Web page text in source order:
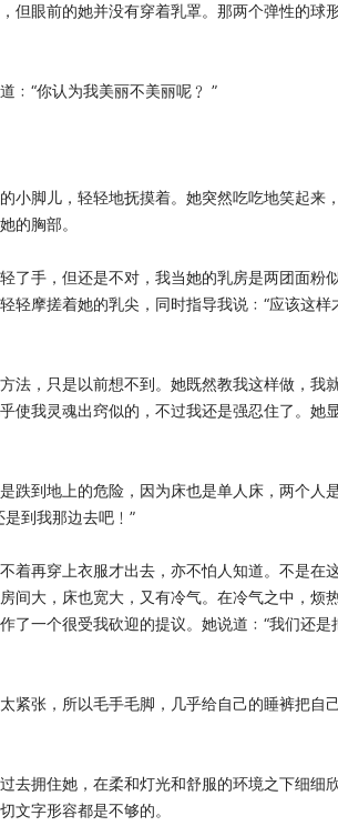
但眼前的她并没有穿着乳罩。那两个弹性的球
﹕“你认为我美丽不美丽呢﹖ ”
小脚儿，轻轻地抚摸着。她突然吃吃地笑起来，
她的胸部。
了手，但还是不对，我当她的乳房是两团面粉
轻摩搓着她的乳尖，同时指导我说﹕“应该这样
法，只是以前想不到。她既然教我这样做，我
使我灵魂出窍似的，不过我还是强忍住了。她显
跌到地上的危险，因为床也是单人床，两个人
是到我那边去吧﹗”
着再穿上衣服才出去，亦不怕人知道。不是在
间大，床也宽大，又有冷气。在冷气之中，烦
了一个很受我砍迎的提议。她说道﹕“我们还是
紧张，所以毛手毛脚，几乎给自己的睡裤把自
去拥住她，在柔和灯光和舒服的环境之下细细
切文字形容都是不够的。